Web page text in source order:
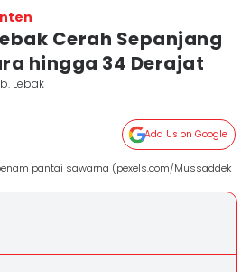
Cerah Sepanjang
hingga 34 Derajat
Lebak
Add Us on Google
pantai sawarna (pexels.com/Mussaddek